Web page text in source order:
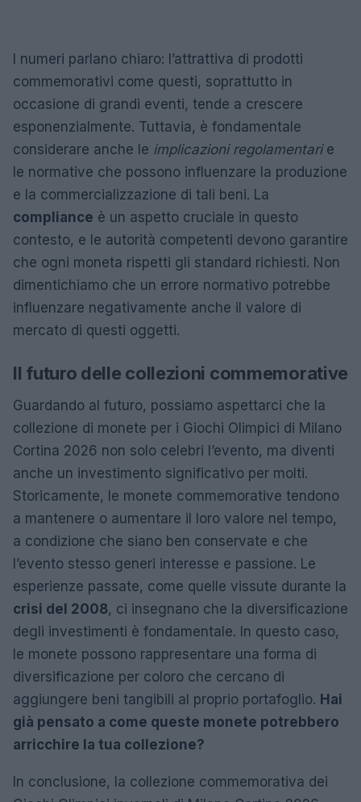
I numeri parlano chiaro: l’attrattiva di prodotti
commemorativi come questi, soprattutto in
occasione di grandi eventi, tende a crescere
esponenzialmente. Tuttavia, è fondamentale
considerare anche le implicazioni regolamentarie
le normative che possono influenzare la produzione
e la commercializzazione di tali beni. La
compliance è un aspetto cruciale in questo
contesto, e le autorità competenti devono garantire
che ogni moneta rispetti gli standard richiesti. Non
dimentichiamo che un errore normativo potrebbe
influenzare negativamente anche il valore di
mercato di questi oggetti.
Il futuro delle collezioni commemorative
Guardando al futuro, possiamo aspettarci che la
collezione di monete per i Giochi Olimpici di Milano
Cortina 2026 non solo celebri l’evento, ma diventi
anche un investimento significativo per molti.
Storicamente, le monete commemorative tendono
a mantenere o aumentare il loro valore nel tempo,
a condizione che siano ben conservate e che
l’evento stesso generi interesse e passione. Le
esperienze passate, come quelle vissute durante la
crisi del 2008, ci insegnano che la diversificazione
degli investimenti è fondamentale. In questo caso,
le monete possono rappresentare una forma di
diversificazione per coloro che cercano di
aggiungere beni tangibili al proprio portafoglio. Hai
già pensato a come queste monete potrebbero
arricchire la tua collezione?
In conclusione, la collezione commemorativa dei